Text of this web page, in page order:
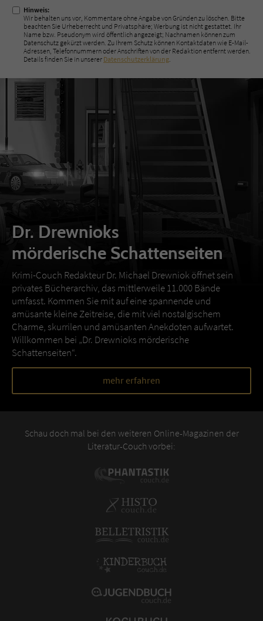
Hinweis:
Wir behalten uns vor, Kommentare ohne Angabe von Gründen zu löschen. Bitte
beachten Sie Urheberrecht und Privatsphäre; Werbung ist nicht gestattet. Ihr
Name bzw. Pseudonym wird öffentlich angezeigt; Nachnamen können zum
Datenschutz gekürzt werden. Zu Ihrem Schutz können Kontaktdaten wie E-Mail-
Adressen, Telefonnummern oder Anschriften von der Redaktion entfernt werden.
Details finden Sie in unserer Datenschutzerklärung.
Dr. Drewnioks
mörderische Schattenseiten
Krimi-Couch Redakteur Dr. Michael Drewniok öffnet sein
privates Bücherarchiv, das mittlerweile 11.000 Bände
umfasst. Kommen Sie mit auf eine spannende und
amüsante kleine Zeitreise, die mit viel nostalgischem
Charme, skurrilen und amüsanten Anekdoten aufwartet.
Willkommen bei „Dr. Drewnioks mörderische
Schattenseiten“.
mehr erfahren
Schau doch mal bei den weiteren Online-Magazinen der
Literatur-Couch vorbei: